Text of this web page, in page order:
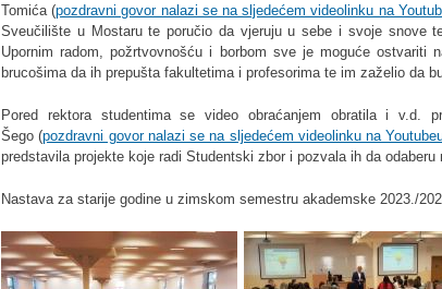
Tomića (pozdravni govor nalazi se na sljedećem videolinku na
Sveučilište u Mostaru te poručio da vjeruju u sebe i svoje snove
Upornim radom, požrtvovnošću i borbom sve je moguće ostvariti
brucošima da ih prepušta fakultetima i profesorima te im zaželio da
Pored rektora studentima se video obraćanjem obratila i v.d.
Šego (pozdravni govor nalazi se na sljedećem videolinku na
predstavila projekte koje radi Studentski zbor i pozvala ih da
Nastava za starije godine u zimskom semestru akademske 2023./